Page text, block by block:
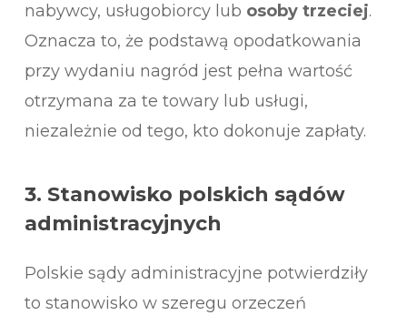
nabywcy, usługobiorcy lub osoby trzeciej.
Oznacza to, że podstawą opodatkowania
przy wydaniu nagród jest pełna wartość
otrzymana za te towary lub usługi,
niezależnie od tego, kto dokonuje zapłaty.
3. Stanowisko polskich sądów
administracyjnych
Polskie sądy administracyjne potwierdziły
to stanowisko w szeregu orzeczeń